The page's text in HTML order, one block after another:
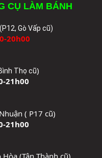
CỤ LÀM BÁNH
Gò Vấp cũ)
20h00
Thọ cũ)
21h00
( P17 cũ)
21h00
(Tân Thành cũ)